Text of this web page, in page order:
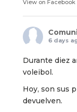
View on Facebook
6 days
Durante diez
voleibol.
Hoy, son sus
devuelven.